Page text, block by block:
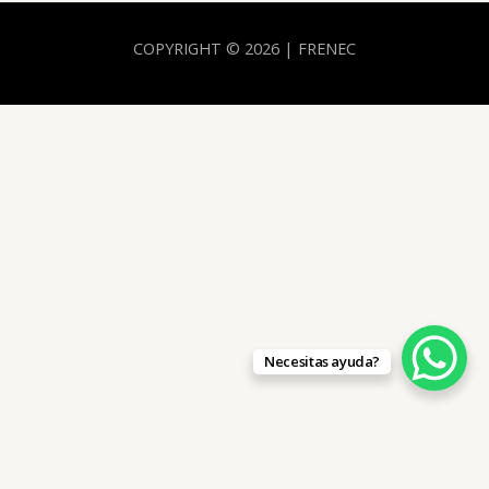
COPYRIGHT © 2026 | FRENEC
Necesitas ayuda?